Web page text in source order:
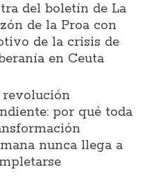
del boletín de La
de la Proa con
de la crisis de
en Ceuta
revolución
por qué toda
nunca llega a